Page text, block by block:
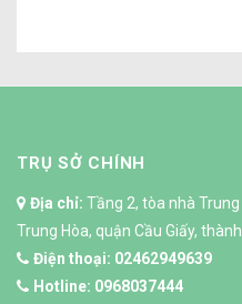
TRỤ SỞ CHÍNH
Địa chỉ: Tầng 2, tòa nhà
Trung Hòa, quận Cầu Giấy,
Điện thoại: 02462949639
Hotline: 0968037444